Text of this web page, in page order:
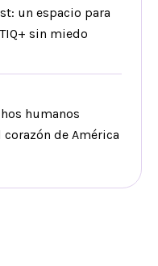
un espacio para
sin miedo
humanos
de América